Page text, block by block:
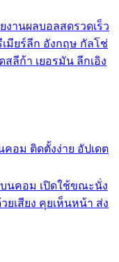
งานผลบอลสดรวดเร็ว
มียร์ลีก อังกฤษ กัลโช่
สลีก้า เยอรมัน ลีกเอิง
อม ติดตั้งง่าย อัปเดต
บนคอม เปิดใช้ขณะนั่ง
เสียง คุยเห็นหน้า ส่ง